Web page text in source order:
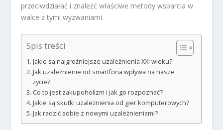
przeciwdziałać i znaleźć właściwe metody wsparcia w
walce z tymi wyzwaniami.
Spis treści
Jakie są najgroźniejsze uzależnienia XXI wieku?
Jak uzależnienie od smartfona wpływa na nasze
życie?
Co to jest zakupoholizm i jak go rozpoznać?
Jakie są skutki uzależnienia od gier komputerowych?
Jak radzić sobie z nowymi uzależnieniami?